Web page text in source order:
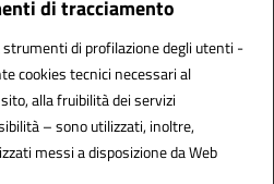
di tracciamento
di profilazione degli utenti -
cookies tecnici necessari al
alla fruibilità dei servizi
– sono utilizzati, inoltre,
messi a disposizione da Web
bnis02300v@pec.istruzione.it
(IPA): istsc_bnis02300v
UFQEG8